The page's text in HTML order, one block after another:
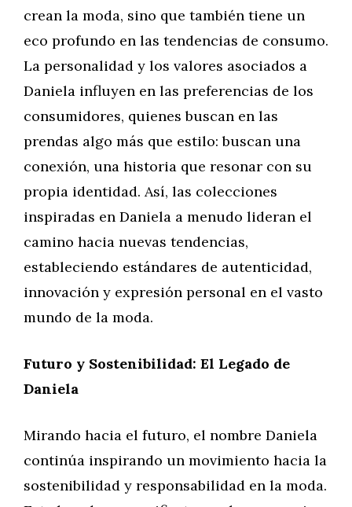
crean la moda, sino que también tiene un
eco profundo en las tendencias de consumo.
La personalidad y los valores asociados a
Daniela influyen en las preferencias de los
consumidores, quienes buscan en las
prendas algo más que estilo: buscan una
conexión, una historia que resonar con su
propia identidad. Así, las colecciones
inspiradas en Daniela a menudo lideran el
camino hacia nuevas tendencias,
estableciendo estándares de autenticidad,
innovación y expresión personal en el vasto
mundo de la moda.
Futuro y Sostenibilidad: El Legado de
Daniela
Mirando hacia el futuro, el nombre Daniela
continúa inspirando un movimiento hacia la
sostenibilidad y responsabilidad en la moda.